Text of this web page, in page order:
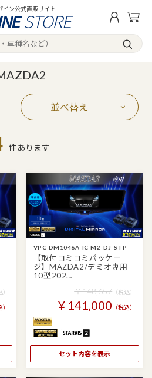
イン公式直販サイト
並べ替え
件あります
）
）
VPC-DM1046A-IC-M2-DJ-STP
【取付コミコミパッケー
ジ】MAZDA2/デミオ専用
10型202…
￥148,657（税込）
￥141,000 （税込）
セット内容を表示